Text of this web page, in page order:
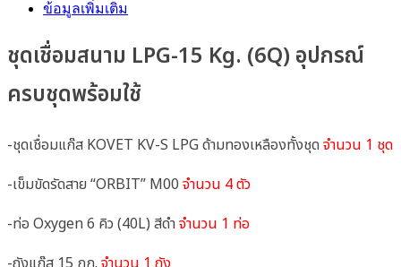
ข้อมูลเพิ่มเติม
ชุดเชื่อมสนาม LPG-15 Kg. (6Q) อุปกรณ์
ครบชุดพร้อมใช้
-ชุดเชื่อมแก๊ส KOVET KV-S LPG ด้ามทองเหลืองทั้งชุด จำนวน 1 ชุด
-เข็มขัดรัดสาย “ORBIT” M00 จำนวน 4 ตัว
-ท่อ Oxygen 6 คิว (40L) สีดำจำนวน 1 ท่อ